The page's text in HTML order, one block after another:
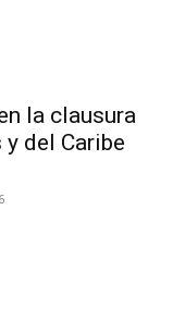
la clausura
del Caribe